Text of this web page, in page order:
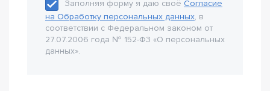
Заполняя форму я даю своё Согласие
на Обработку персональных данных, в
соответствии с Федеральном законом от
27.07.2006 года № 152-Ф3 «О персональных
данных».